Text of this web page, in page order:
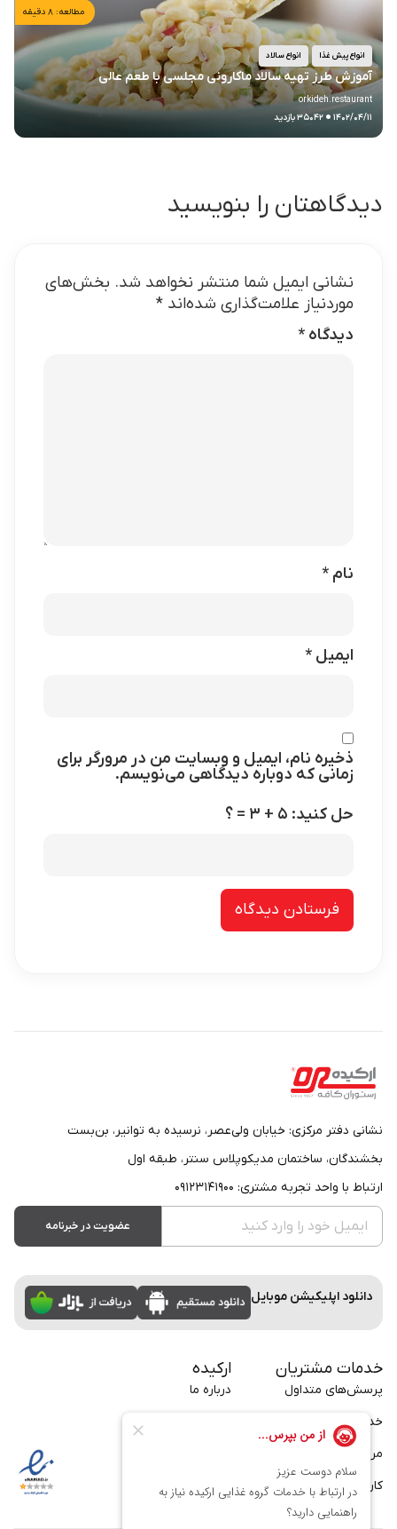
مطالعه: ۸ دقیقه
انواع پیش غذا انواع سالاد
آموزش طرز تهیه سالاد ماکارونی مجلسی با طعم عالی
orkideh.restaurant
۱۴۰۲/۰۴/۱۱.۳۵۰۴۲ بازدید
دیدگاهتان را بنویسید
نشانی ایمیل شما منتشر نخواهد شد. بخش‌های
موردنیاز علامت‌گذاری شده‌اند *
دیدگاه *
نام *
ایمیل *
ذخیره نام، ایمیل و وبسایت من در مرورگر برای
زمانی که دوباره دیدگاهی می‌نویسم.
حل کنید: ۵ + ۳ = ؟
نشانی دفتر مرکزی: خیابان ولی‌عصر، نرسیده به توانیر، بن‌بست
بخشندگان، ساختمان مدیکوپلاس سنتر، طبقه اول
ارتباط با واحد تجربه مشتری: ۰۹۱۲۳۱۴۱۹۰۰
عضویت در خبرنامه
دانلود اپلیکیشن موبایل
خدمات مشتریان
پرسش‌های متداول
خدمات سازمانی
مراسم
کارت
ارکیده
درباره ما
فرصت‌های شغلی